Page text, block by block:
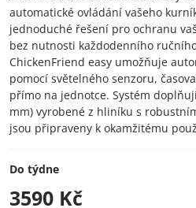
automatické ovládání vašeho
jednoduché řešení pro ochranu
bez nutnosti každodenního
ChickenFriend easy umožňuje
pomocí světelného senzoru,
přímo na jednotce. Systém
mm) vyrobené z hliníku s
jsou připraveny k okamžitému
Do týdne
3590 Kč